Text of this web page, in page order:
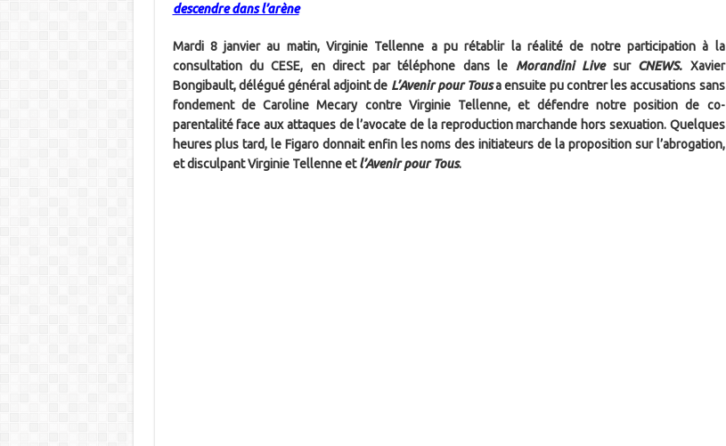
descendre dans l’arène
Mardi 8 janvier au matin, Virginie Tellenne a pu rétablir la réalité de notre participation à la
consultation du CESE, en direct par téléphone dans le Morandini Live surCNEWS. Xavier
Bongibault, délégué général adjoint de L’Avenir pour Tousa ensuite pu contrer les accusations sans
fondement de Caroline Mecary contre Virginie Tellenne, et défendre notre position de co-
parentalité face aux attaques de l’avocate de la reproduction marchande hors sexuation. Quelques
heures plus tard, le Figaro donnait enfin les noms des initiateurs de la proposition sur l’abrogation,
et disculpant Virginie Tellenne etl’Avenir pour Tous.